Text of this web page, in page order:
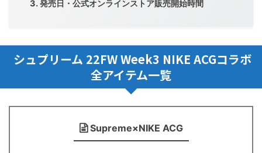
発売日・公式オンラインストア販売開始時間
シュプリーム 22FW Week3 NIKE ACGコラボ
全アイテム一覧
Supreme×NIKE ACG